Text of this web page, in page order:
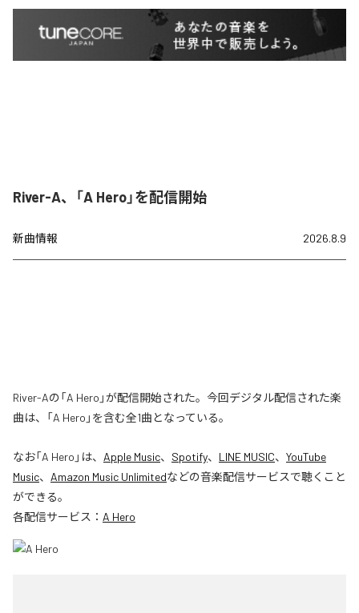
River-A、「A Hero」を配信開始
新曲情報 2026.8.9
River-Aの「A Hero」が配信開始された。今回デジタル配信された楽
曲は、「A Hero」を含む全1曲となっている。
なお「A Hero 」は、 Apple Music、 Spotify、 LINE MUSIC、 YouTube
Music、 Amazon Music Unlimitedなどの音楽配信サービスで聴くこと
ができる。
各配信サービス： A Hero